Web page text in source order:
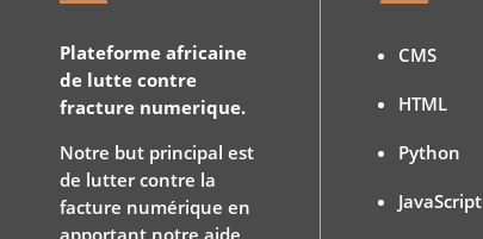
Plateforme africaine
de lutte contre
fracture numerique.
Notre but principal est
de lutter contre la
facture numérique en
CMS
HTML
Python
JavaScript